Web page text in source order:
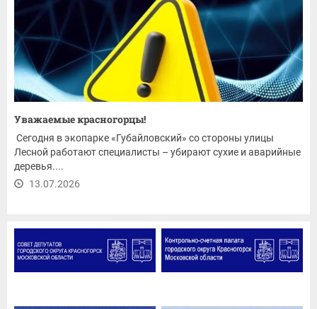
Уважаемые красногорцы!
Сегодня в экопарке «Губайловский» со стороны улицы
Лесной работают специалисты – убирают сухие и аварийные
деревья....
13.07.2026